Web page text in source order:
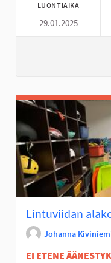
LUONTIAIKA
29.01.2025
Lintuviidan
Johanna
EI ETENE